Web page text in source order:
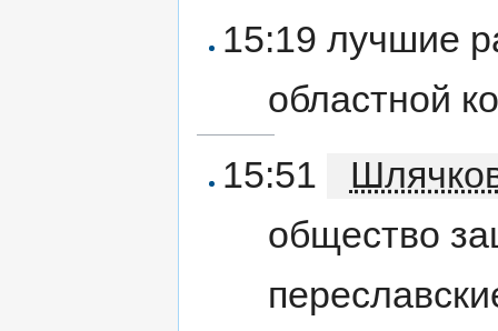
15:19 лучшие
областной
15:51
общество